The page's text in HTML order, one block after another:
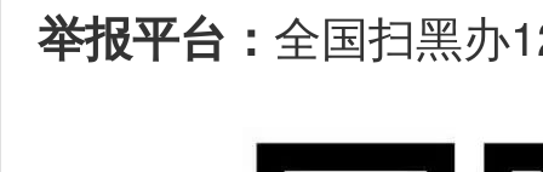
举报平台： 全国扫黑办